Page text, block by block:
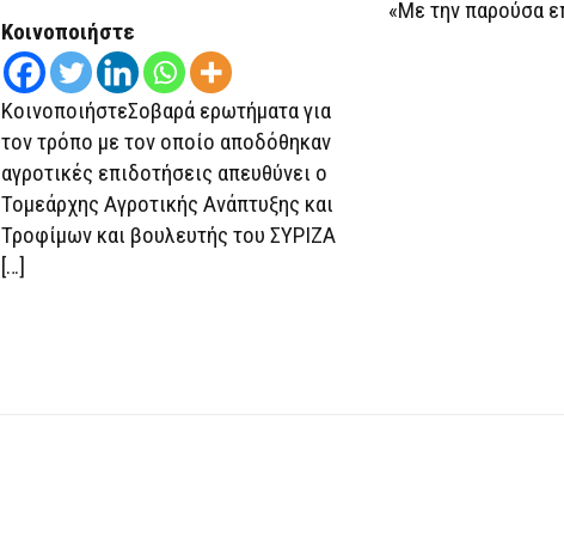
Κοινοποιήστε
ΚοινοποιήστεΣοβαρά ερωτήματα για
τον τρόπο με τον οποίο αποδόθηκαν
αγροτικές επιδοτήσεις απευθύνει ο
Τομεάρχης Αγροτικής Ανάπτυξης και
Τροφίμων και βουλευτής του ΣΥΡΙΖΑ
[…]
«Με την παρούσα